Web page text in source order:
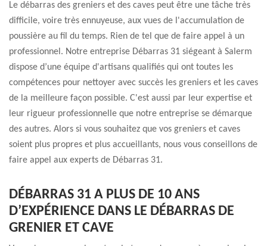
Le débarras des greniers et des caves peut être une tâche très
difficile, voire très ennuyeuse, aux vues de l'accumulation de
poussière au fil du temps. Rien de tel que de faire appel à un
professionnel. Notre entreprise Débarras 31 siégeant à Salerm
dispose d’une équipe d'artisans qualifiés qui ont toutes les
compétences pour nettoyer avec succès les greniers et les caves
de la meilleure façon possible. C'est aussi par leur expertise et
leur rigueur professionnelle que notre entreprise se démarque
des autres. Alors si vous souhaitez que vos greniers et caves
soient plus propres et plus accueillants, nous vous conseillons de
faire appel aux experts de Débarras 31.
DÉBARRAS 31 A PLUS DE 10 ANS
D’EXPÉRIENCE DANS LE DÉBARRAS DE
GRENIER ET CAVE